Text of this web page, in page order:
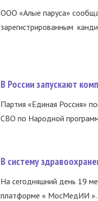
ООО «Алые паруса»
зарегистрированным
В России запускают
Партия «Единая Россия»
СВО по Народной
В систему
На сегодняшний день 19
платформе « МосМедИИ ».